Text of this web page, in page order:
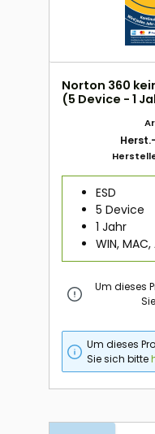
Norton 360
(5 Device - 1
ESD
5 Device
1 Jahr
WIN,
Um dieses
Um dieses
Sie sich bitte